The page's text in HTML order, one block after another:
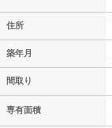
住所
築年月
間取り
専有面積